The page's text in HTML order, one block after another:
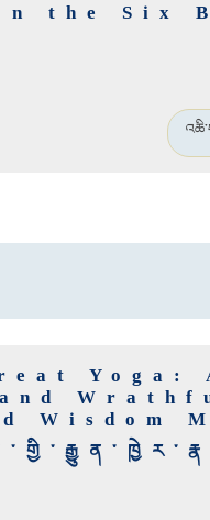
the Six
Yoga:
Wisdom